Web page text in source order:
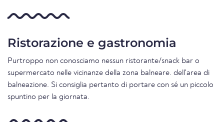
Ristorazione e gastronomia
Purtroppo non conosciamo nessun ristorante/snack bar o
supermercato nelle vicinanze della zona balneare. dell'area di
balneazione. Si consiglia pertanto di portare con sé un piccolo
spuntino per la giornata.